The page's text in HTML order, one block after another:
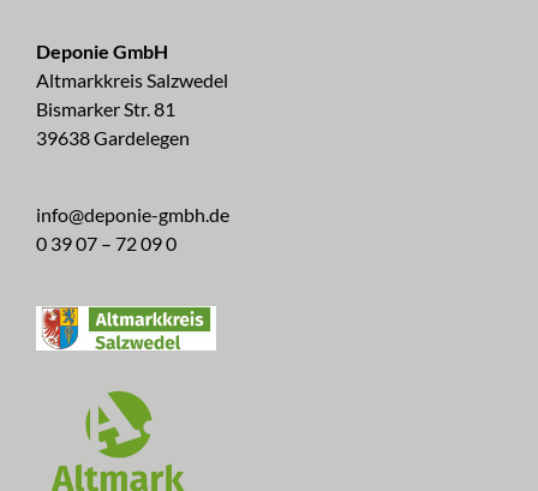
Deponie GmbH
Altmarkkreis Salzwedel
Bismarker Str. 81
39638 Gardelegen
info@deponie-gmbh.de
0 39 07 – 72 09 0